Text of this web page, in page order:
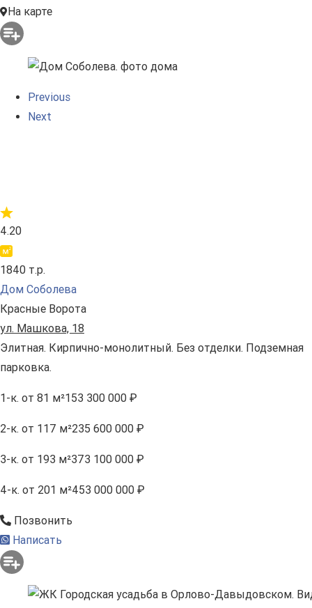
На карте
Previous
Next
4.20
1840 т.р.
Дом Соболева
Красные Ворота
ул. Машкова, 18
Элитная. Кирпично-монолитный. Без отделки. Подземная
парковка.
1-к. от 81 м²153 300 000 ₽
2-к. от 117 м²235 600 000 ₽
3-к. от 193 м²373 100 000 ₽
4-к. от 201 м²453 000 000 ₽
Позвонить
Написать